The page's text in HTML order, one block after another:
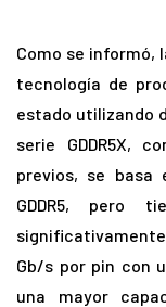
Como se informó,
tecnología de
estado utilizando
serie GDDR5X,
previos, se basa
GDDR5, pero
Gb/s por pin con
una mayor